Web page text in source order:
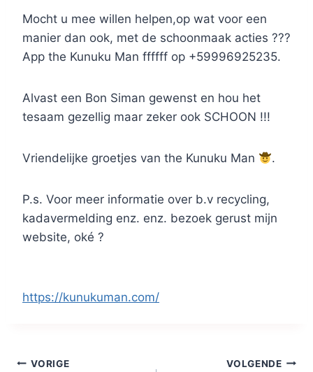
Mocht u mee willen helpen,op wat voor een
manier dan ook, met de schoonmaak acties ???
App the Kunuku Man ffffff op +59996925235.
Alvast een Bon Siman gewenst en hou het
tesaam gezellig maar zeker ook SCHOON !!!
Vriendelijke groetjes van the Kunuku Man .
P.s. Voor meer informatie over b.v recycling,
kadavermelding enz. enz. bezoek gerust mijn
website, oké ?
https://kunukuman.com/
VORIGE VOLGENDE